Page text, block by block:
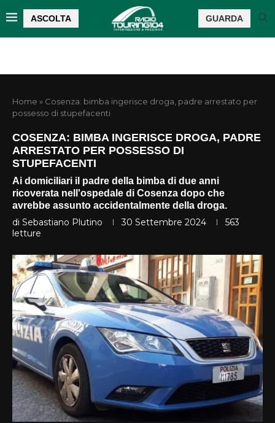
ASCOLTA GUARDA
Home » Cosenza: bimba ingerisce droga, padre arrestato per
possesso di stupefacenti
COSENZA: BIMBA INGERISCE DROGA, PADRE
ARRESTATO PER POSSESSO DI
STUPEFACENTI
Ai domiciliari il padre della bimba di due anni
ricoverata nell'ospedale di Cosenza dopo che
avrebbe assunto accidentalmente della droga.
di Sebastiano Plutino 30 Settembre 2024
563
letture